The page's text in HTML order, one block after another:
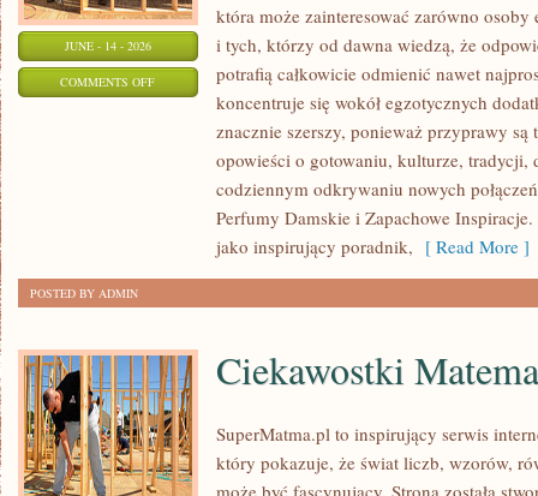
JUNE - 14 - 2026
COMMENTS OFFON
która może zainteresować zarówno
i tych, którzy od dawna wiedzą, że
potrafią całkowicie odmienić nawet
koncentruje się wokół egzotycznych
znacznie szerszy, ponieważ przyprawy
opowieści o gotowaniu, kulturze, tradycji,
codziennym odkrywaniu nowych
Perfumy Damskie i Zapachowe
jako inspirujący poradnik, [ Read More ]
POSTED BY ADMIN
Ciekawostki
SuperMatma.pl to inspirujący serwis
który pokazuje, że świat liczb, wzorów,
może być fascynujący. Strona została